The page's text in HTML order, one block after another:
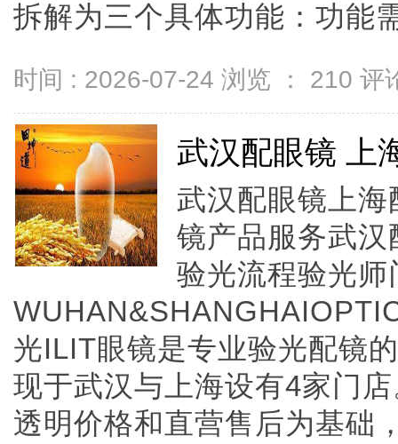
拆解为三个具体功能：功能
时间 : 2026-07-24 浏览 ： 210 评
武汉配眼镜 上
武汉配眼镜上
镜产品服务武
验光流程验光
光ILIT眼镜是专业验光配镜
现于武汉与上海设有4家门
透明价格和直营售后为基础